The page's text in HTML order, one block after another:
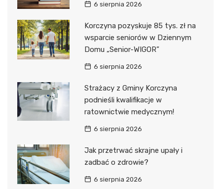
6 sierpnia 2026
Korczyna pozyskuje 85 tys. zł na
wsparcie seniorów w Dziennym
Domu „Senior-WIGOR”
6 sierpnia 2026
Strażacy z Gminy Korczyna
podnieśli kwalifikacje w
ratownictwie medycznym!
6 sierpnia 2026
Jak przetrwać skrajne upały i
zadbać o zdrowie?
6 sierpnia 2026